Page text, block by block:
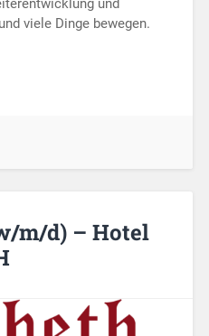
und
viele Dinge bewegen.
m/d) – Hotel